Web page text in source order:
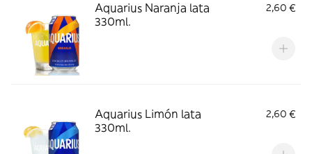
Aquarius Naranja lata
330ml.
2,60 €
Aquarius Limón lata
330ml.
2,60 €